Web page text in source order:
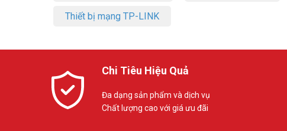
Thiết bị mạng TP-LINK
Chi Tiêu Hiệu Quả
Đa dạng sản phẩm và dịch vụ
Chất lượng cao với giá ưu đãi